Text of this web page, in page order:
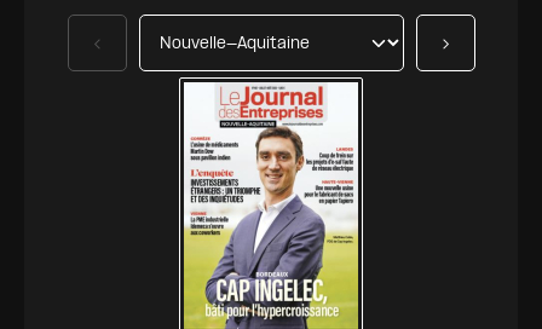
Précédent Suivant